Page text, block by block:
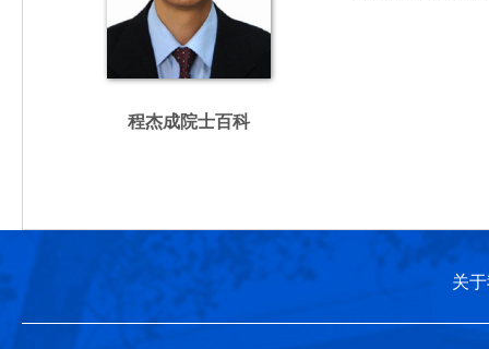
程杰成院士百科
关